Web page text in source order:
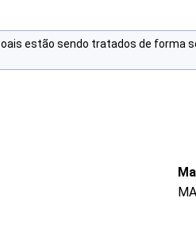
estão sendo tratados de forma